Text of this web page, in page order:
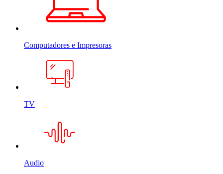
Computadores e Impresoras
TV
Audio